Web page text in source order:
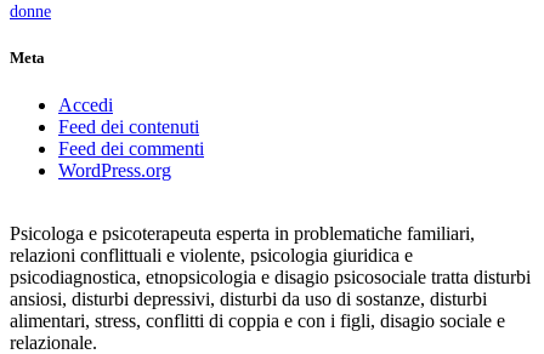
donne
Meta
Accedi
Feed dei contenuti
Feed dei commenti
WordPress.org
Psicologa e psicoterapeuta esperta in problematiche familiari,
relazioni conflittuali e violente, psicologia giuridica e
psicodiagnostica, etnopsicologia e disagio psicosociale tratta disturbi
ansiosi, disturbi depressivi, disturbi da uso di sostanze, disturbi
alimentari, stress, conflitti di coppia e con i figli, disagio sociale e
relazionale.